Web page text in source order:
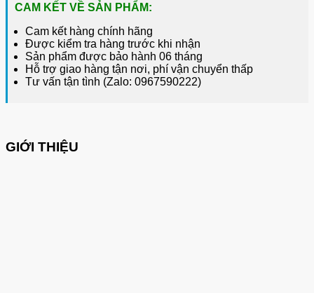
CAM KẾT VỀ SẢN PHẨM:
Cam kết hàng chính hãng
Được kiểm tra hàng trước khi nhận
Sản phẩm được bảo hành 06 tháng
Hỗ trợ giao hàng tận nơi, phí vận chuyển thấp
Tư vấn tận tình (Zalo: 0967590222)
GIỚI THIỆU